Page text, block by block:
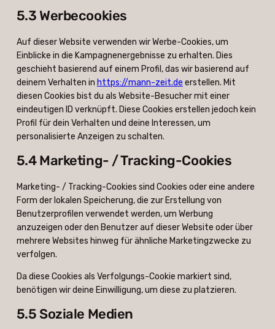
5.3 Werbecookies
Auf dieser Website verwenden wir Werbe-Cookies, um
Einblicke in die Kampagnenergebnisse zu erhalten. Dies
geschieht basierend auf einem Profil, das wir basierend auf
deinem Verhalten in https://mann-zeit.de erstellen. Mit
diesen Cookies bist du als Website-Besucher mit einer
eindeutigen ID verknüpft. Diese Cookies erstellen jedoch kein
Profil für dein Verhalten und deine Interessen, um
personalisierte Anzeigen zu schalten.
5.4 Marketing- / Tracking-Cookies
Marketing- / Tracking-Cookies sind Cookies oder eine andere
Form der lokalen Speicherung, die zur Erstellung von
Benutzerprofilen verwendet werden, um Werbung
anzuzeigen oder den Benutzer auf dieser Website oder über
mehrere Websites hinweg für ähnliche Marketingzwecke zu
verfolgen.
Da diese Cookies als Verfolgungs-Cookie markiert sind,
benötigen wir deine Einwilligung, um diese zu platzieren.
5.5 Soziale Medien